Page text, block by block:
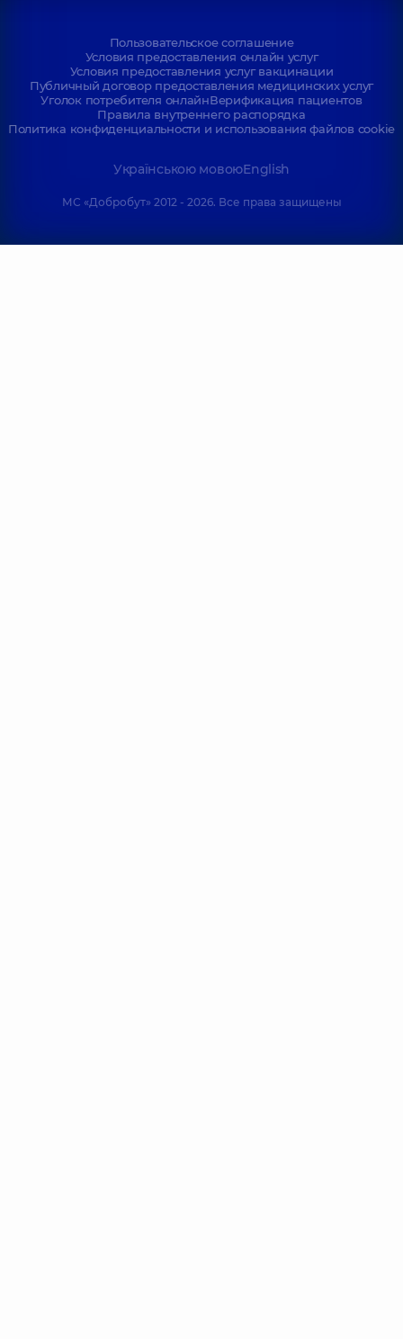
Пользовательское соглашение
Условия предоставления онлайн услуг
Условия предоставления услуг вакцинации
Публичный договор предоставления медицинских услуг
Уголок потребителя онлайнВерификация пациентов
Правила внутреннего распорядка
Политика конфиденциальности и использования файлов cookie
Українською мовоюEnglish
МС «Добробут» 2012 - 2026. Все права защищены